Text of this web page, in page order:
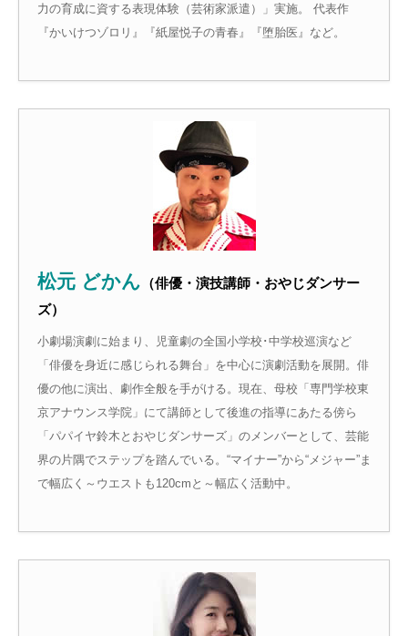
力の育成に資する表現体験（芸術家派遣）」実施。 代表作
『かいけつゾロリ』『紙屋悦子の青春』『堕胎医』など。
松元 どかん （俳優・演技講師・おやじダンサー
ズ）
小劇場演劇に始まり、児童劇の全国小学校･中学校巡演など
「俳優を身近に感じられる舞台」を中心に演劇活動を展開。俳
優の他に演出、劇作全般を手がける。現在、母校「専門学校東
京アナウンス学院」にて講師として後進の指導にあたる傍ら
「パパイヤ鈴木とおやじダンサーズ」のメンバーとして、芸能
界の片隅でステップを踏んでいる。“マイナー”から“メジャー”ま
で幅広く～ウエストも120cmと～幅広く活動中。